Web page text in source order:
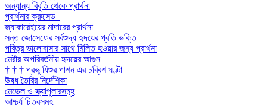
অন্যান্য বিবৃতি থেকে প্রার্থনা
প্রার্থনার ক্রুসেড
জ্যাকারেইয়ের মাদারের প্রার্থনা
সন্ত জোসেফের সর্বশুদ্ধ হৃদয়ের প্রতি ভক্তি
পবিত্র ভালোবাসার সাথে মিলিত হওয়ার জন্য প্রার্থনা
মেরীর অপরিবর্তনীয় হৃদয়ের আগুন
† † † প্রভু যিশুর পাশন এর চব্বিশ ঘণ্টা
উষধ তৈরির নির্দেশিকা
মেডেল ও স্ক্যাপুলারসমূহ
আশ্চর্য চিত্রসমূহ